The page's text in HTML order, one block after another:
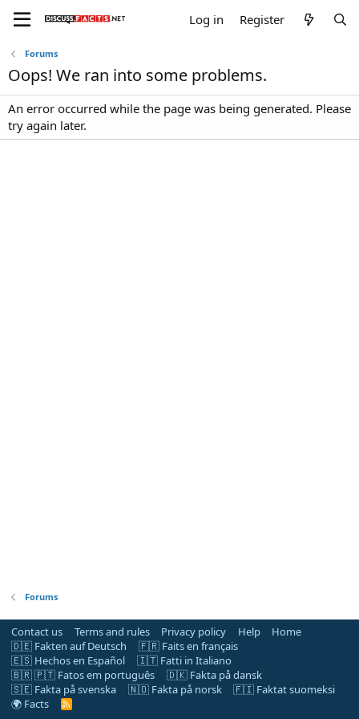
Log in Register
Forums
Oops! We ran into some problems.
An error occurred while the page was being generated. Please
try again later.
Forums
Contact us Terms and rules Privacy policy Help
Home
🇩🇪 Fakten auf Deutsch
🇫🇷 Faits en français
🇪🇸 Hechos en Español
🇮🇹 Fatti in Italiano
🇧🇷 🇵🇹 Fatos em português
🇩🇰 Fakta på dansk
🇸🇪 Fakta på svenska
🇳🇴 Fakta på norsk
🇫🇮 Faktat suomeksi
🌍 Facts
R